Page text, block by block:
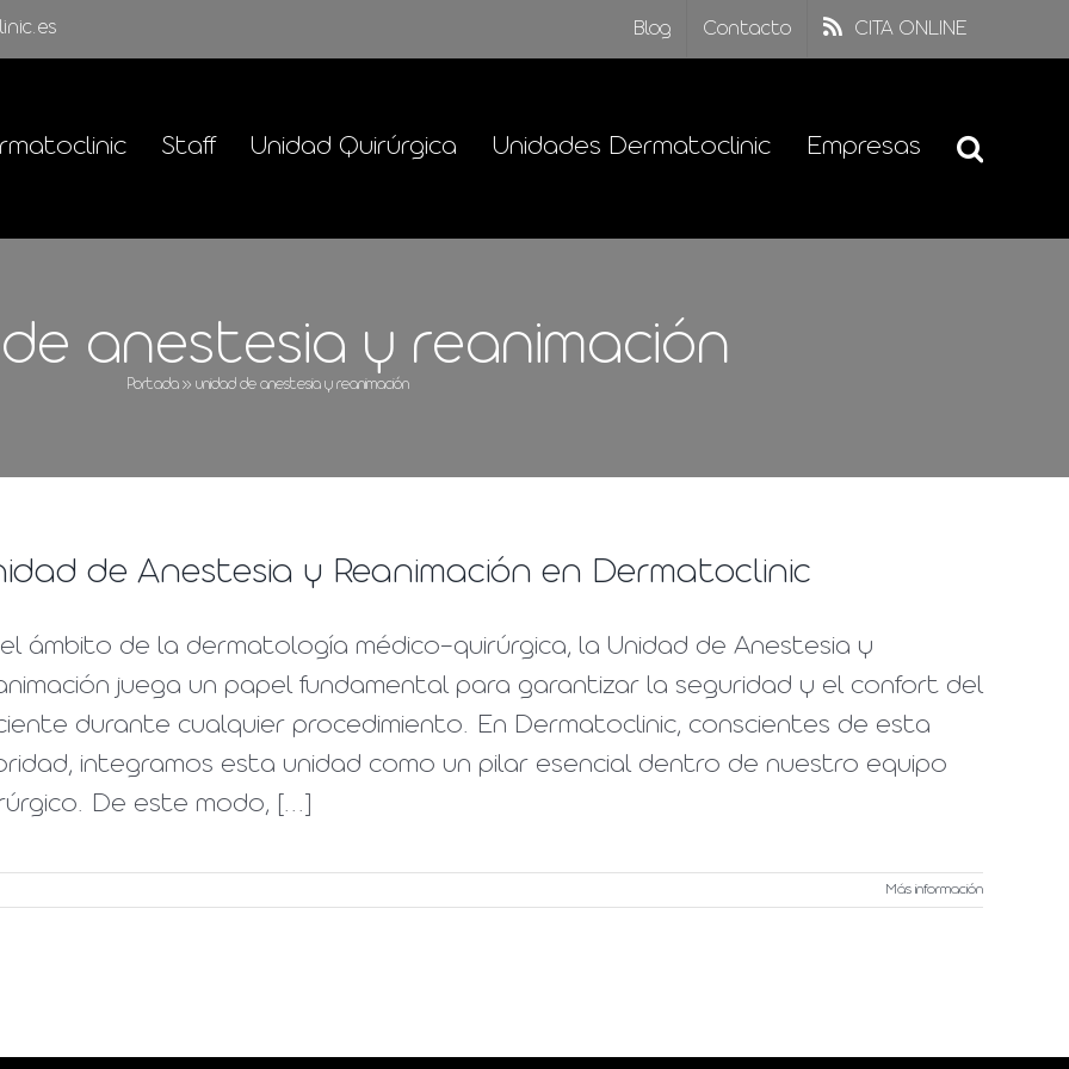
Blog Contacto CITA ONLINE
Staff Unidad Quirúrgica Unidades Dermatoclinic Empresas
anestesia y reanimación
Portada» unidad de anestesia y reanimación
de Anestesia y Reanimación en Dermatoclinic
el ámbito de la dermatología médico-quirúrgica, la Unidad de Anestesia y
juega un papel fundamental para garantizar la seguridad y el confort del
durante cualquier procedimiento. En Dermatoclinic, conscientes de esta
integramos esta unidad como un pilar esencial dentro de nuestro equipo
De este modo, [...]
Más información